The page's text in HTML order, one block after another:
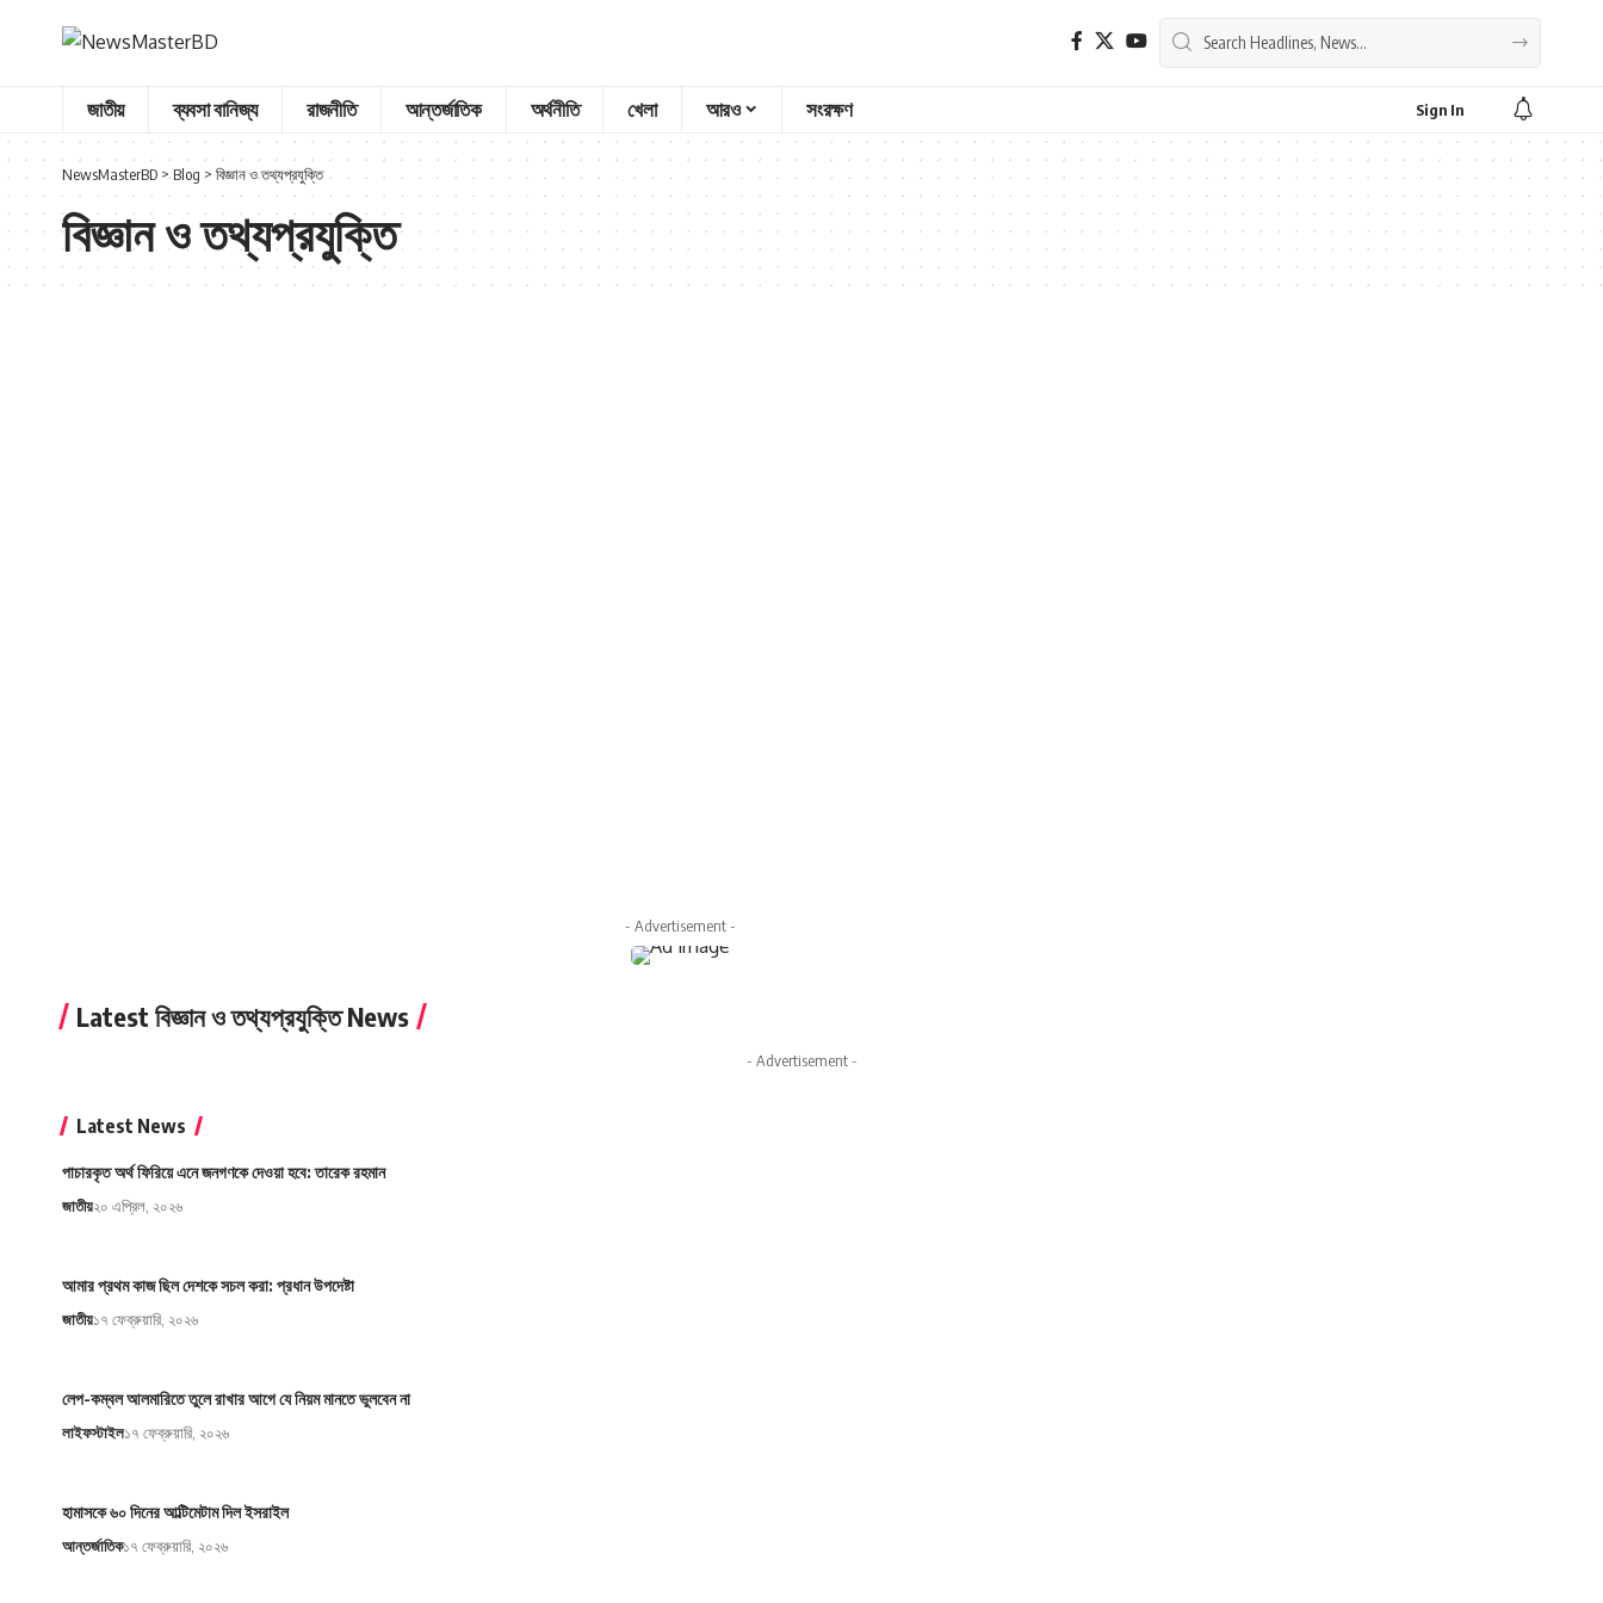
জাতীয় ব্যবসা বানিজ্য রাজনীতি আন্তর্জাতিক অর্থনীতি খেলা আরও সংরক্ষণ Sign In
NewsMasterBD >Blog > বিজ্ঞান ও তথ্যপ্রযুক্তি
বিজ্ঞান ও তথ্যপ্রযুক্তি
- Advertisement -
Latest বিজ্ঞান ও তথ্যপ্রযুক্তি News
- Advertisement -
Latest News
পাচারকৃত অর্থ ফিরিয়ে এনে জনগণকে দেওয়া হবে: তারেক রহমান
জাতীয়২০ এপ্রিল, ২০২৬
আমার প্রথম কাজ ছিল দেশকে সচল করা: প্রধান উপদেষ্টা
জাতীয়১৭ ফেব্রুয়ারি, ২০২৬
লেপ-কম্বল আলমারিতে তুলে রাখার আগে যে নিয়ম মানতে ভুলবেন না
লাইফস্টাইল১৭ ফেব্রুয়ারি, ২০২৬
হামাসকে ৬০ দিনের আল্টিমেটাম দিল ইসরাইল
আন্তর্জাতিক১৭ ফেব্রুয়ারি, ২০২৬